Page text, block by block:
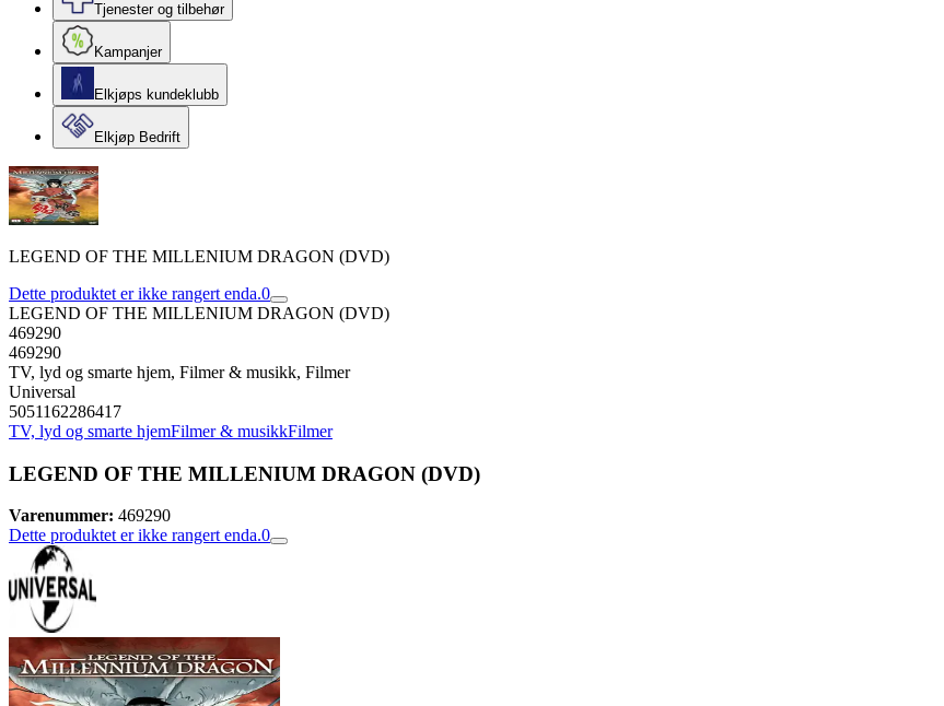
Tjenester og tilbehør
Kampanjer
Elkjøps kundeklubb
Elkjøp Bedrift
LEGEND OF THE MILLENIUM DRAGON (DVD)
Dette produktet er ikke rangert enda.0
LEGEND OF THE MILLENIUM DRAGON (DVD)
469290
469290
TV, lyd og smarte hjem, Filmer & musikk, Filmer
Universal
5051162286417
TV, lyd og smarte hjemFilmer & musikkFilmer
LEGEND OF THE MILLENIUM DRAGON (DVD)
Varenummer: 469290
Dette produktet er ikke rangert enda.0